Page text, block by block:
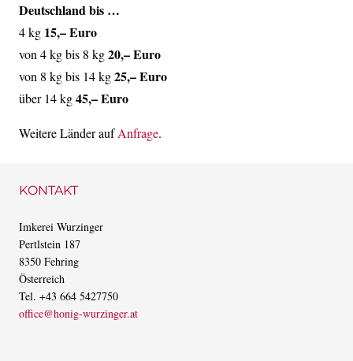
Deutschland bis …
4 kg 15,– Euro
von 4 kg bis 8 kg20,– Euro
von 8 kg bis 14 kg25,– Euro
über 14 kg45,– Euro
Weitere Länder aufAnfrage.
KONTAKT
Imkerei Wurzinger
Pertlstein 187
8350 Fehring
Österreich
Tel. +43 664 5427750
office@honig-wurzinger.at